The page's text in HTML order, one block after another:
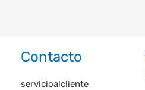
Contacto
servicioalcliente